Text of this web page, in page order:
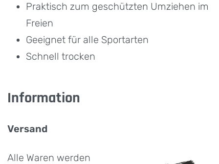
Praktisch zum geschützten Umziehen im
Freien
Geeignet für alle Sportarten
Schnell trocken
Information
Versand
Alle Waren werden